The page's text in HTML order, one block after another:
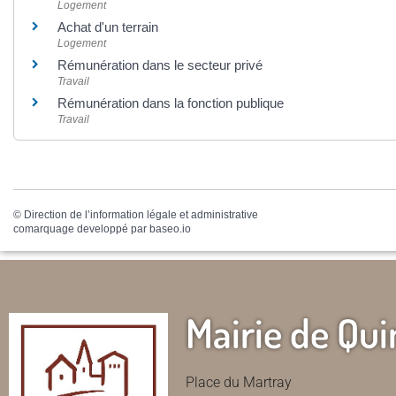
Logement
Achat d'un terrain
Logement
Rémunération dans le secteur privé
Travail
Rémunération dans la fonction publique
Travail
© Direction de l’information légale et administrative
comarquage developpé par baseo.io
Mairie de
Place du Martray